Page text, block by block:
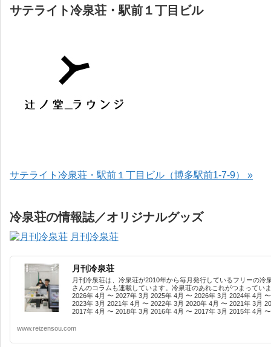
サテライト冷泉荘・駅前１丁目ビル
サテライト冷泉荘・駅前１丁目ビル（博多駅前1-7-9） »
冷泉荘の情報誌／オリジナルグッズ
月刊冷泉荘
月刊冷泉荘
月刊冷泉荘は、冷泉荘が2010年から毎月発行しているフリーの
さんのコラムも連載しています。冷泉荘のあれこれがつまってい
2026年 4月 〜 2027年 3月 2025年 4月 〜 2026年 3月 2024年 4月
2023年 3月 2021年 4月 〜 2022年 3月 2020年 4月 〜 2021年 3月
2017年 4月 〜 2018年 3月 2016年 4月 〜 2017年 3月 2015年 4月
www.reizensou.com